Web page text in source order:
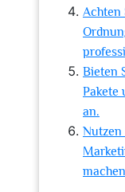
Achten
Bieten
Pakete
an.
Nutzen